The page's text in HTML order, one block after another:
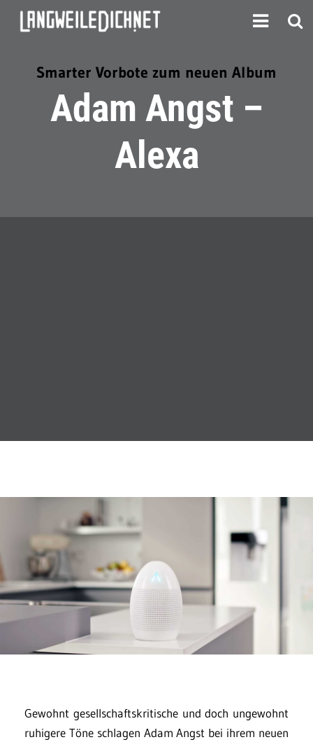
Smarter Vorbote zum neuen Album
Adam Angst –
Alexa
Gewohnt gesellschaftskritische und doch ungewohnt
ruhigere Töne schlagen Adam Angst bei ihrem neuen